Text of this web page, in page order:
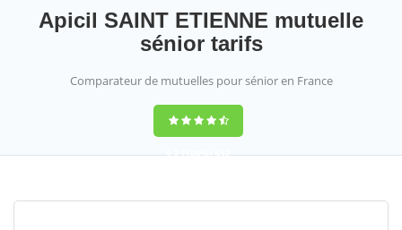
Apicil SAINT ETIENNE mutuelle
sénior tarifs
Comparateur de mutuelles pour sénior en France
9,2(100%)452